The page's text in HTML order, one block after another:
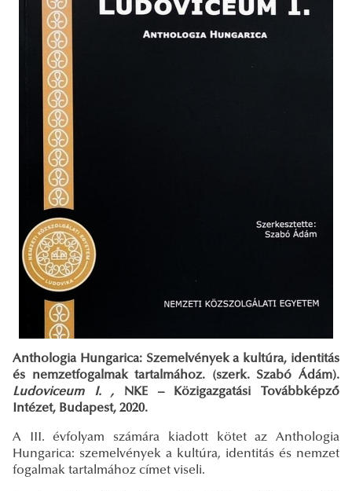
Anthologia Hungarica: Szemelvények a kultúra, identitás
és nemzetfogalmak tartalmához. (szerk. Szabó Ádám).
Ludoviceum I. , NKE – Közigazgatási Továbbképző
Intézet, Budapest, 2020.
A III. évfolyam számára kiadott kötet az Anthologia
Hungarica: szemelvények a kultúra, identitás és nemzet
fogalmak tartalmához címet viseli.